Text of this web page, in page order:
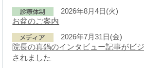
2026年8月4日(火)
お盆のご案内
2026年7月31日(金)
院長の真鍋のインタビュー記事がビ
されました